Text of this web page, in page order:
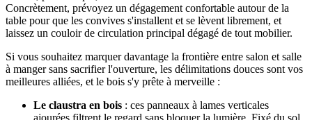
Concrètement, prévoyez un dégagement confortable autour de la
table pour que les convives s'installent et se lèvent librement, et
laissez un couloir de circulation principal dégagé de tout mobilier.
Si vous souhaitez marquer davantage la frontière entre salon et salle
à manger sans sacrifier l'ouverture, les délimitations douces sont vos
meilleures alliées, et le bois s'y prête à merveille :
Le claustra en bois : ces panneaux à lames verticales
ajourées filtrent le regard sans bloquer la lumière. Fixé du sol